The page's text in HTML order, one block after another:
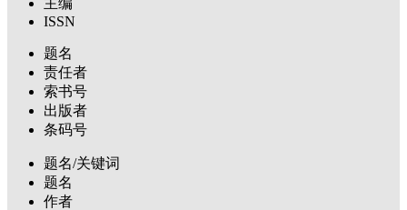
主编
ISSN
题名
责任者
索书号
出版者
条码号
题名/关键词
题名
作者